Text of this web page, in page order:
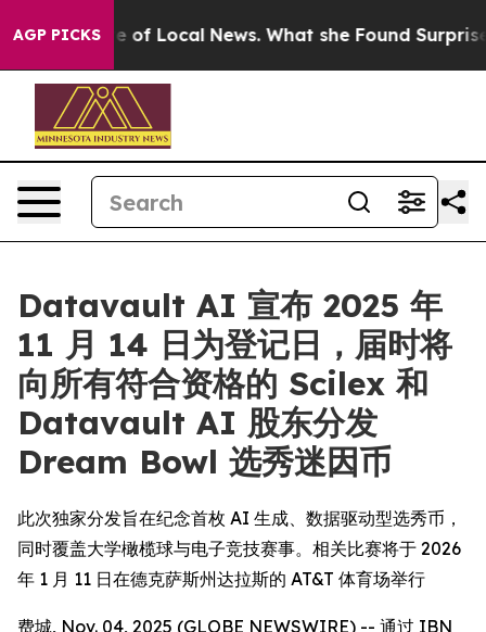
AGP PICKS
Future of Local News. What she Found Surprised her
Datavault AI 宣布 2025 年
11 月 14 日为登记日，届时将
向所有符合资格的 Scilex 和
Datavault AI 股东分发
Dream Bowl 选秀迷因币
此次独家分发旨在纪念首枚 AI 生成、数据驱动型选秀币，
同时覆盖大学橄榄球与电子竞技赛事。相关比赛将于 2026
年 1 月 11 日在德克萨斯州达拉斯的 AT&T 体育场举行
费城, Nov. 04, 2025 (GLOBE NEWSWIRE) -- 通过 IBN